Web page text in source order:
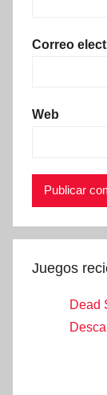
Correo
Web
Juegos
Dead